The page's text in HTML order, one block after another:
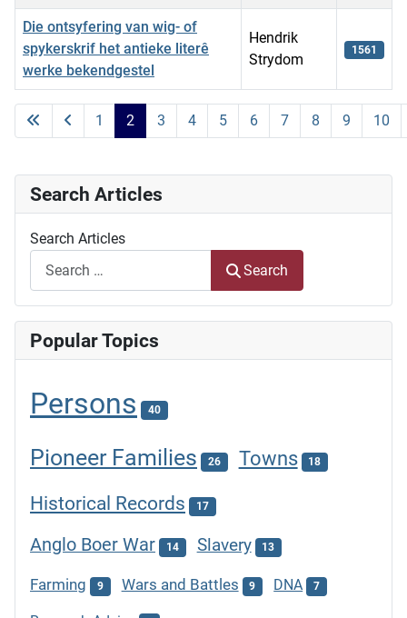
Search Articles
Search Articles
Search
Popular Topics
Persons 40
Pioneer Families 26 Towns 18
Historical Records 17
Anglo Boer War 14 Slavery 13
Farming 9 Wars and Battles 9 DNA 7
Articles
Die ontsyfering van wig- of
spykerskrif het antieke literê
werke bekendgestel
Hendrik
Strydom
1561
1 2 3 4 5 6 7 8 9 10